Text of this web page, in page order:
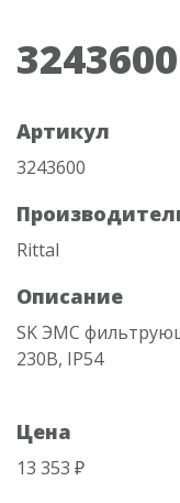
Артикул
3243600
Rittal
Описание
SK ЭМС
230В, IP54
Цена
13 353 ₽